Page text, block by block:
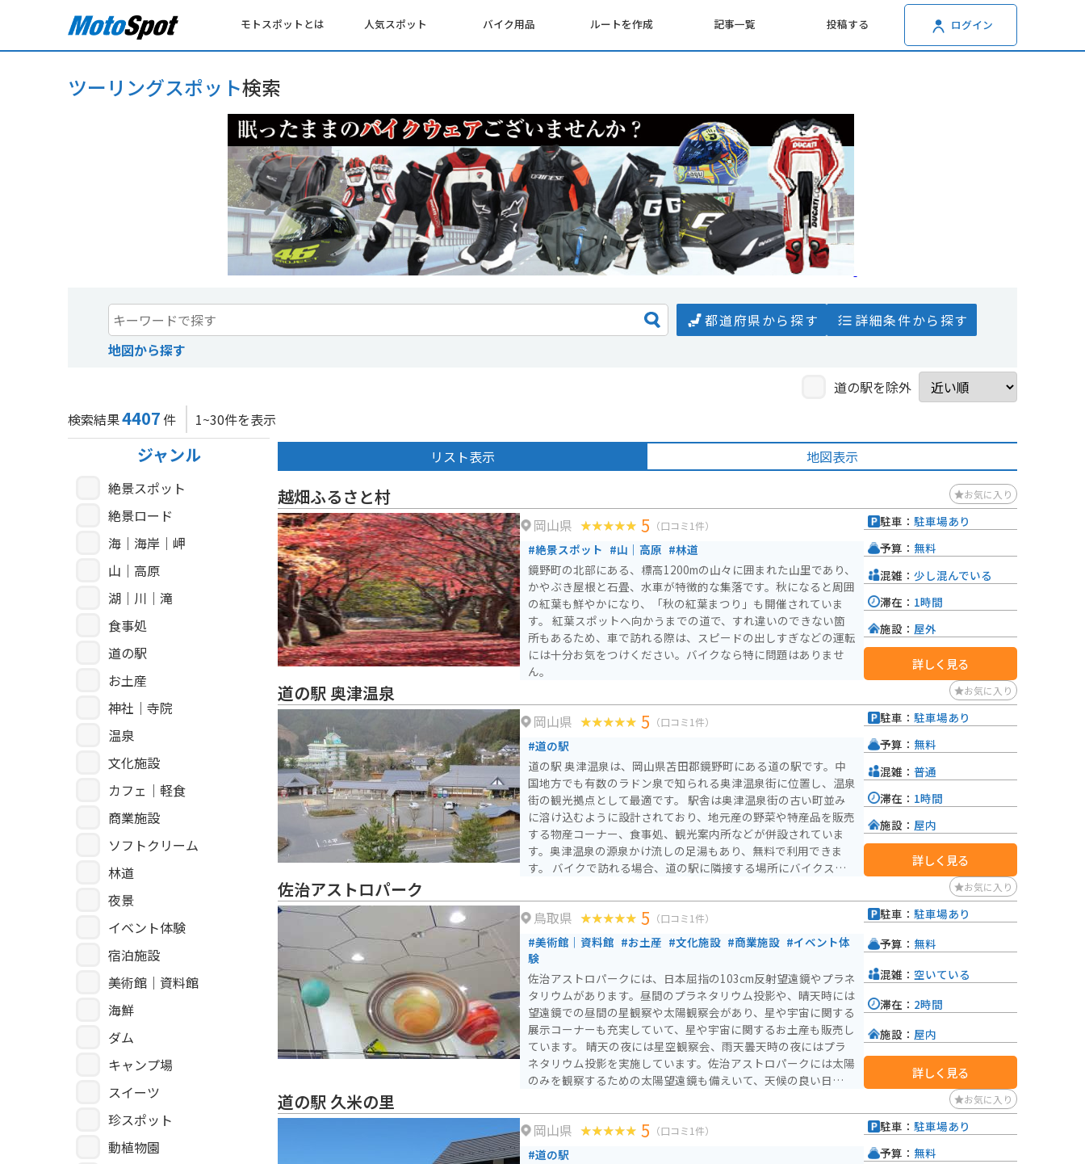
モトスポットとは 人気スポット バイク用品 ルートを作成 記事一覧 投稿する ログイン
ツーリングスポット検索
都道府県から探す
詳細条件から探す
地図から探す
道の駅を除外
検索結果4407件 1~30件を表示
ジャンル
絶景スポット
絶景ロード
海｜海岸｜岬
山｜高原
湖｜川｜滝
食事処
道の駅
お土産
神社｜寺院
温泉
文化施設
カフェ｜軽食
商業施設
ソフトクリーム
林道
夜景
イベント体験
宿泊施設
美術館｜資料館
海鮮
ダム
キャンプ場
スイーツ
珍スポット
動植物園
リスト表示 地図表示
越畑ふるさと村 お気に入り
岡山県 5 （口コミ1件）
#絶景スポット #山｜高原 #林道
鏡野町の北部にある、標高1200mの山々に囲まれた山里であり、
かやぶき屋根と石畳、水車が特徴的な集落です。秋になると周囲
の紅葉も鮮やかになり、「秋の紅葉まつり」も開催されていま
す。 紅葉スポットへ向かうまでの道で、すれ違いのできない箇
所もあるため、車で訪れる際は、スピードの出しすぎなどの運転
には十分お気をつけください。バイクなら特に問題はありませ
ん。
駐車： 駐車場あり
予算： 無料
混雑： 少し混んでいる
滞在： 1時間
施設： 屋外
詳しく見る
道の駅 奥津温泉 お気に入り
岡山県 5 （口コミ1件）
#道の駅
道の駅 奥津温泉は、岡山県苫田郡鏡野町にある道の駅です。中
国地方でも有数のラドン泉で知られる奥津温泉街に位置し、温泉
街の観光拠点として最適です。 駅舎は奥津温泉街の古い町並み
に溶け込むように設計されており、地元産の野菜や特産品を販売
する物産コーナー、食事処、観光案内所などが併設されていま
す。奥津温泉の源泉かけ流しの足湯もあり、無料で利用できま
す。 バイクで訪れる場合、道の駅に隣接する場所にバイクスタ
泉街は石畳の道が多く、バイクの乗り入れに注意が必要です。
奥津温泉は、美作三湯の一つに数えられる名湯です。湯冷めしに
くいのが特徴で、飲泉もできます。周辺には温泉宿が軒を連ねて
おり、日帰り入浴可能な施設も多いです。温泉街には、国の重要
伝統的建造物群保存地区に選定されているエリアもあり、散策も
楽しめます。名産品としては、作州絣や木杓子などが知られてい
ます。
駐車： 駐車場あり
予算： 無料
混雑： 普通
滞在： 1時間
施設： 屋内
詳しく見る
佐治アストロパーク お気に入り
鳥取県 5 （口コミ1件）
#美術館｜資料館 #お土産 #文化施設 #商業施設 #イベント体
験
佐治アストロパークには、日本屈指の103cm反射望遠鏡やプラネ
タリウムがあります。昼間のプラネタリウム投影や、晴天時には
望遠鏡での昼間の星観察や太陽観察会があり、星や宇宙に関する
展示コーナーも充実していて、星や宇宙に関するお土産も販売し
ています。 晴天の夜には星空観察会、雨天曇天時の夜にはプラ
ネタリウム投影を実施しています。佐治アストロパークには太陽
のみを観察するための太陽望遠鏡も備えいて、天候の良い日には
駐車： 駐車場あり
予算： 無料
混雑： 空いている
滞在： 2時間
施設： 屋内
詳しく見る
道の駅 久米の里 お気に入り
岡山県 5 （口コミ1件）
#道の駅
駐車： 駐車場あり
予算： 無料